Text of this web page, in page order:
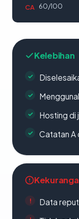
CA 60/100
Kelebihan
Hosting di
Catatan A
Data